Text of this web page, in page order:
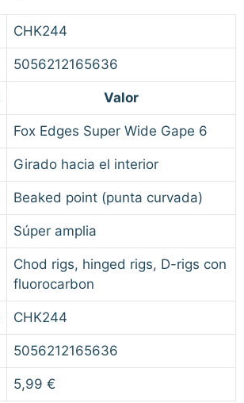
CHK244
5056212165636
Valor
Fox Edges Super Wide Gape 6
Girado hacia el interior
Beaked point (punta curvada)
Súper amplia
Chod rigs, hinged rigs, D-rigs con
fluorocarbon
CHK244
5056212165636
5,99 €